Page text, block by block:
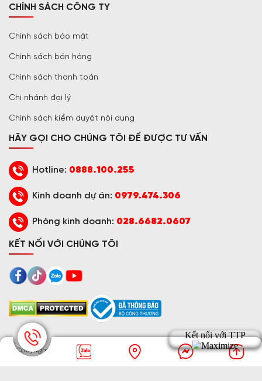
CHÍNH SÁCH CÔNG TY
Chính sách bảo mật
Chính sách bán hàng
Chính sách thanh toán
Chi nhánh đại lý
Chính sách kiểm duyệt nội dung
HÃY GỌI CHO CHÚNG TÔI ĐỂ ĐƯỢC TƯ VẤN
Hotline: 0888.100.255
Kinh doanh dự án: 0979.474.306
Phòng kinh doanh: 028.6682.0607
KẾT NỐI VỚI CHÚNG TÔI
© Copyright 2016 - 2026 TRƯỜNG THỊNH PHÁT